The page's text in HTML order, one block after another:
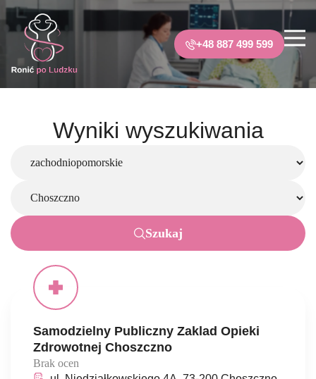
+48 887 499 599
Wyniki wyszukiwania
Szukaj
Samodzielny Publiczny Zaklad Opieki
Zdrowotnej Choszczno
Brak ocen